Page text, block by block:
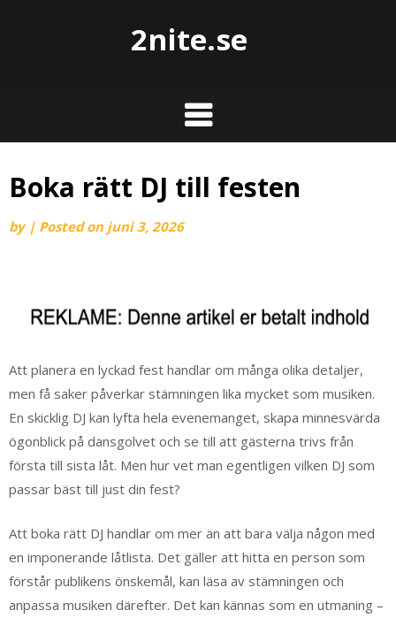
2nite.se
Boka rätt DJ till festen
by | Posted on juni 3, 2026
Att planera en lyckad fest handlar om många olika detaljer,
men få saker påverkar stämningen lika mycket som musiken.
En skicklig DJ kan lyfta hela evenemanget, skapa minnesvärda
ögonblick på dansgolvet och se till att gästerna trivs från
första till sista låt. Men hur vet man egentligen vilken DJ som
passar bäst till just din fest?
Att boka rätt DJ handlar om mer än att bara välja någon med
en imponerande låtlista. Det gäller att hitta en person som
förstår publikens önskemål, kan läsa av stämningen och
anpassa musiken därefter. Det kan kännas som en utmaning –